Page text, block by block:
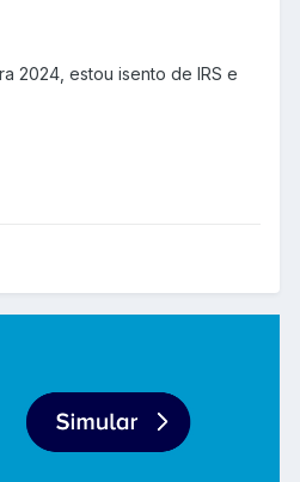
2024, estou isento de IRS e